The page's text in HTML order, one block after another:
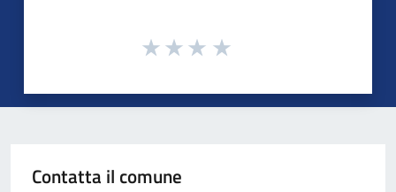
Contatta il comune